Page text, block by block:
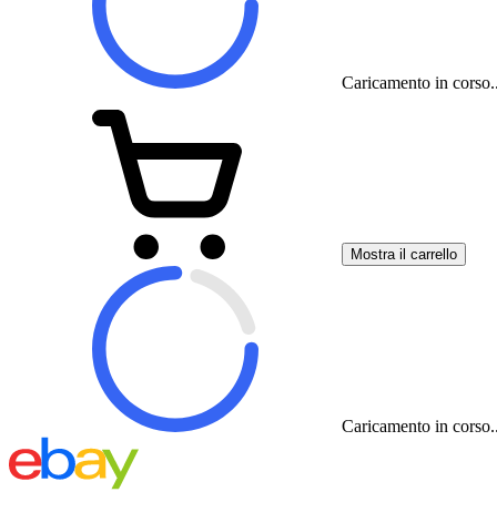
Caricamento in
Mostra il carrello
Caricamento in